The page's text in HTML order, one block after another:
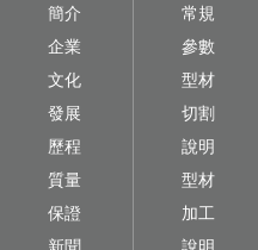
簡介
企業
文化
發展
歷程
質量
保證
常規
參數
型材
切割
說明
型材
加工